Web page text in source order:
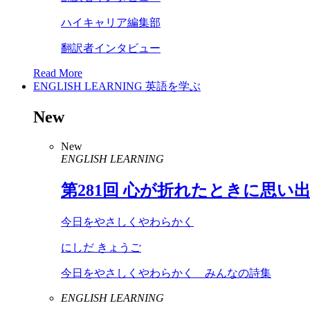
ハイキャリア編集部
翻訳者インタビュー
Read More
ENGLISH LEARNING 英語を学ぶ
New
New
ENGLISH LEARNING
第281 回 心が折れたときに思い
今日をやさしくやわらかく
にしだ きょうご
今日をやさしくやわらかく みんなの詩集
ENGLISH LEARNING